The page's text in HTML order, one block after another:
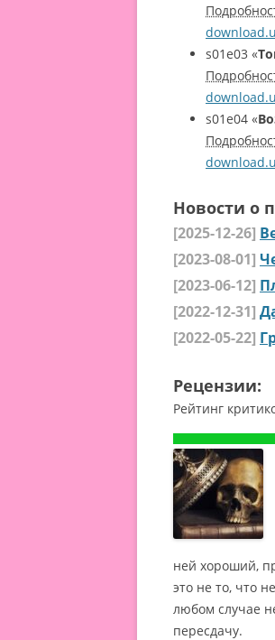
s01e03 «
s01e04 «
Новости о
[2025-12-26]
[2023-08-01]
[2023-06-12]
[2022-12-31]
[2022-05-22]
Рецензии:
Рейтинг
ней хороший,
это не то, что
любом случае
пересдачу.